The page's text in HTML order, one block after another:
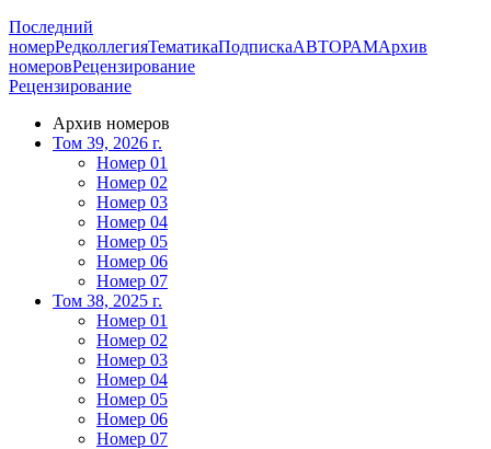
Последний
номерРедколлегияТематикаПодпискаАВТОРАМАрхив
номеровРецензирование
Рецензирование
Архив номеров
Том 39, 2026 г.
Номер 01
Номер 02
Номер 03
Номер 04
Номер 05
Номер 06
Номер 07
Том 38, 2025 г.
Номер 01
Номер 02
Номер 03
Номер 04
Номер 05
Номер 06
Номер 07